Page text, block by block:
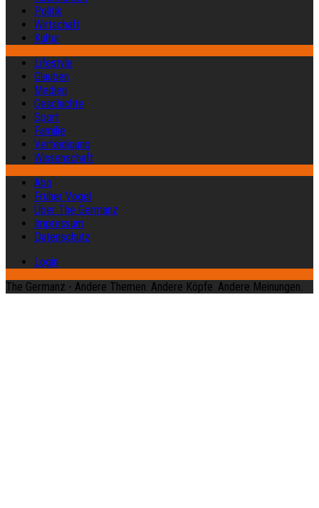
Politik
Wirtschaft
Kultur
Lifestyle
Glauben
Medien
Geschichte
Sport
Familie
Verteidigung
Wissenschaft
Abo
Früher Vogel
Über The Germanz
Impressum
Datenschutz
Login
The Germanz - Andere Themen. Andere Köpfe. Andere Meinungen.